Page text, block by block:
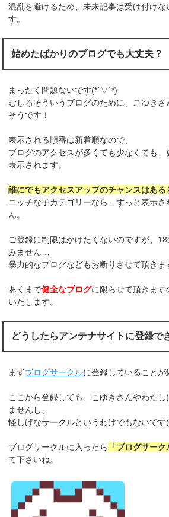
混乱を避けるため、未来記事は受け付けな
す。
始めたばかりのブログでも大丈夫？
まったく問題ないです(*´▽`*)
むしろそういうブログのために、こゆきさ
そうです！
表示される順番は新着順なので、
ブログのアクセスが多くても少なくても
表示されます。
誰にでもアクセスアップのチャンスはある
ニッチな子カテゴリーなら、ずっと表示
ん。
ご登録に制限はかけたくないのですが、
みません…
暴力的なブログなどもお断りさせて頂きま
あくまで健全なブログに限らせて頂きま
いたします。
どうしたらアンテナサイトに登録で
まずブログサークルに登録していることが
ここから登録しても、こゆきさんやわたし
ませんし、
怪しげなサークルというわけでもないで
ブログサークルに入ったら 「ブログサーク
て下さいね。